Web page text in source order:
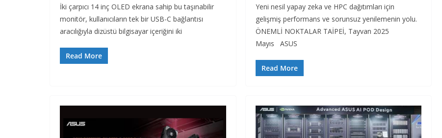
İki çarpıcı 14 inç OLED ekrana sahip bu taşınabilir
monitör, kullanıcıların tek bir USB-C bağlantısı
aracılığıyla dizüstü bilgisayar içeriğini iki
Read More
Yeni nesil yapay zeka ve HPC dağıtımları için
gelişmiş performans ve sorunsuz yenilemenin yolu.
ÖNEMLİ NOKTALAR TAİPEİ, Tayvan 2025
Mayıs ASUS
Read More